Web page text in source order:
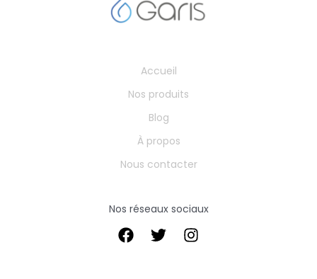
Accueil
Nos produits
Blog
À propos
Nous contacter
Nos réseaux sociaux